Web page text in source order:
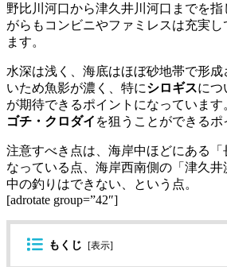
野比川河口から津久井川河口までを
がらもコンビニやファミレスは充実し
ます。
水深は浅く、海底はほぼ砂地帯で形成
いため魚影が濃く、特にシロギスにつ
が期待できるポイントになっています
ゴチ・クロダイ を狙うことができるポ
注意すべき点は、海岸中ほどにある
なっている点、海岸西南側の「津久井
中の釣りはできない、という点。
[adrotate group=”42″]
もくじ [表示]